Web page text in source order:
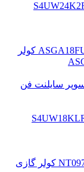
کولر
فن
کولر گازی